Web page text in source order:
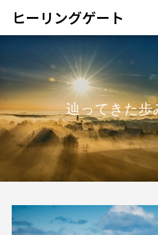
ヒーリングゲート
辿ってきた歩